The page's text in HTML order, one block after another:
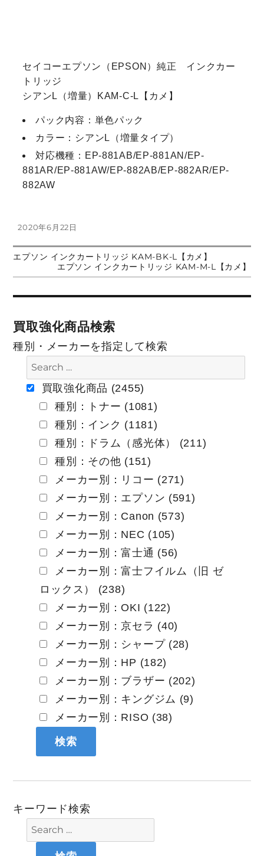
セイコーエプソン（EPSON）純正 インクカー
トリッジ
シアンL（増量）KAM-C-L【カメ】
パック内容：単色パック
カラー：シアンL（増量タイプ）
対応機種：EP-881AB/EP-881AN/EP-
881AR/EP-881AW/EP-882AB/EP-882AR/EP-
882AW
投
2020年6月22日
投
ビ
ー
前
投
エプソン インクカートリッジ KAM-BK-L【カメ】
の
稿:
エプソン インクカートリッジ KAM-M-L【カメ】
買取強化商品検索
種別・メーカーを指定して検索
買取強化商品 (2455)
種別：トナー (1081)
種別：インク (1181)
種別：ドラム（感光体） (211)
種別：その他 (151)
メーカー別：リコー (271)
メーカー別：エプソン (591)
メーカー別：Canon (573)
メーカー別：NEC (105)
メーカー別：富士通 (56)
メーカー別：富士フイルム（旧 ゼ
ロックス） (238)
メーカー別：OKI (122)
メーカー別：京セラ (40)
メーカー別：シャープ (28)
メーカー別：HP (182)
メーカー別：ブラザー (202)
メーカー別：キングジム (9)
メーカー別：RISO (38)
キーワード検索